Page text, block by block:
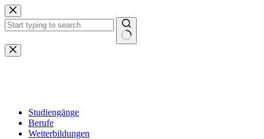
Zum
Inhalt
springen
Keine
Ergebnisse
Studiengänge
Berufe
Weiterbildungen